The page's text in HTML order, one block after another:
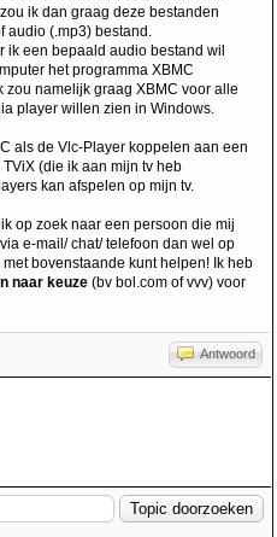
ik dan graag deze bestanden
audio (.mp3) bestand.
ik een bepaald audio bestand wil
het programma XBMC
namelijk graag XBMC voor alle
player willen zien in Windows.
als de Vlc-Player koppelen aan een
(die ik aan mijn tv heb
kan afspelen op mijn tv.
op zoek naar een persoon die mij
e-mail/ chat/ telefoon dan wel op
bovenstaande kunt helpen! Ik heb
naar keuze (bv bol.com of vvv) voor
Antwoord